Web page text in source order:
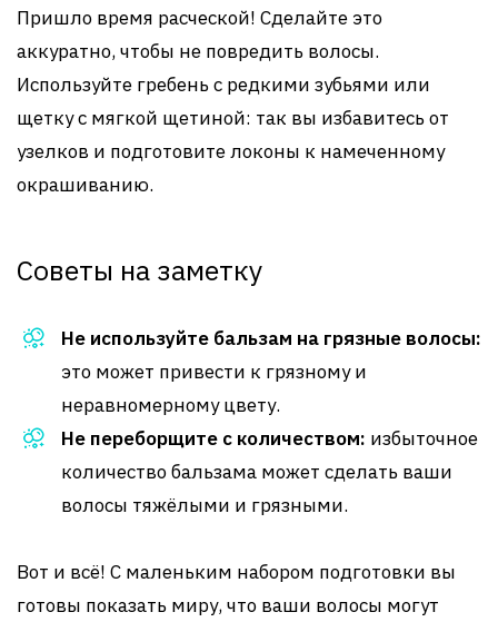
Пришло время расческой! Сделайте это
аккуратно, чтобы не повредить волосы.
Используйте гребень с редкими зубьями или
щетку с мягкой щетиной: так вы избавитесь от
узелков и подготовите локоны к намеченному
окрашиванию.
Советы на заметку
Не используйте бальзам на грязные волосы:
это может привести к грязному и
неравномерному цвету.
Не переборщите с количеством: избыточное
количество бальзама может сделать ваши
волосы тяжёлыми и грязными.
Вот и всё! С маленьким набором подготовки вы
готовы показать миру, что ваши волосы могут